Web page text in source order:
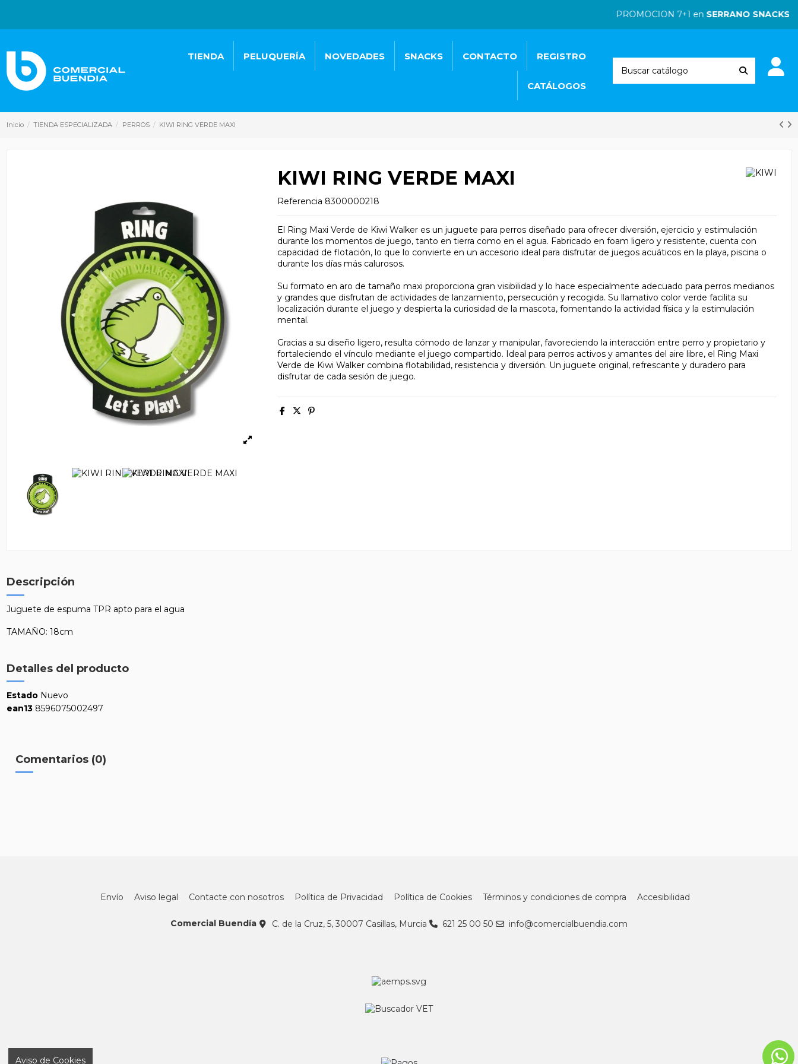
PROMOCION 7+1 en SERRANO SNACKS|
TIENDA PELUQUERÍA NOVEDADES SNACKS CONTACTO REGISTRO
CATÁLOGOS
Inicio TIENDA ESPECIALIZADA PERROS KIWI RING VERDE MAXI
KIWI RING VERDE MAXI
Referencia 8300000218
El Ring Maxi Verde de Kiwi Walker es un juguete para perros diseñado para ofrecer diversión, ejercicio y estimulación
durante los momentos de juego, tanto en tierra como en el agua. Fabricado en foam ligero y resistente, cuenta con
capacidad de flotación, lo que lo convierte en un accesorio ideal para disfrutar de juegos acuáticos en la playa, piscina o
durante los días más calurosos.
Su formato en aro de tamaño maxi proporciona gran visibilidad y lo hace especialmente adecuado para perros medianos
y grandes que disfrutan de actividades de lanzamiento, persecución y recogida. Su llamativo color verde facilita su
localización durante el juego y despierta la curiosidad de la mascota, fomentando la actividad física y la estimulación
mental.
Gracias a su diseño ligero, resulta cómodo de lanzar y manipular, favoreciendo la interacción entre perro y propietario y
fortaleciendo el vínculo mediante el juego compartido. Ideal para perros activos y amantes del aire libre, el Ring Maxi
Verde de Kiwi Walker combina flotabilidad, resistencia y diversión. Un juguete original, refrescante y duradero para
disfrutar de cada sesión de juego.
Descripción
Juguete de espuma TPR apto para el agua
TAMAÑO: 18cm
Detalles del producto
Estado Nuevo
ean13 8596075002497
Comentarios (0)
Envío Aviso legal Contacte con nosotros Política de Privacidad Política de Cookies Términos y condiciones de compra Accesibilidad
Comercial Buendía C. de la Cruz, 5, 30007 Casillas, Murcia 621 25 00 50 info@comercialbuendia.com
Aviso de Cookies